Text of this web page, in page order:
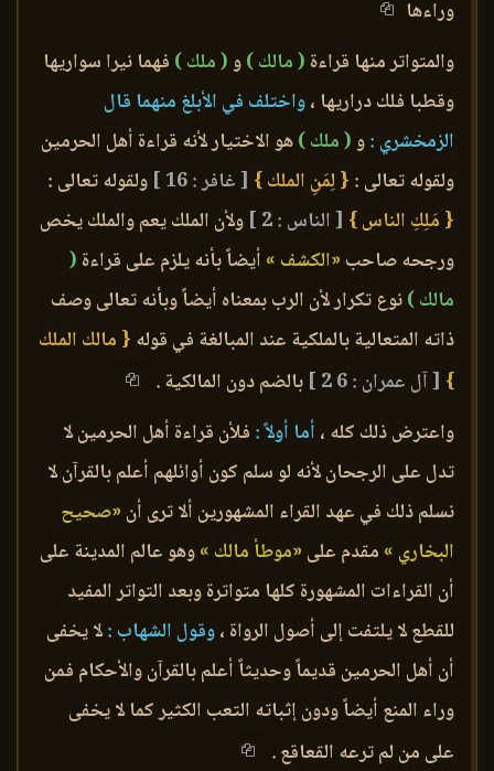
وراءها
والمتواتر منها قراءة ( مالك )و( ملك ) فهما نيرا سواريها
وقطبا فلك دراريها ،واختلف في الأبلغ منهما قال
الزمخشري :و( ملك )هو الاختيار لأنه قراءة أهل الحرمين
ولقوله تعالى : { لِمَنِ الملك } [ غافر : 16 ]
ولقوله تعالى :
{ مَلِكِ الناس } [ الناس : 2 ]
ولأن الملك يعم والملك يخص
ورجحه صاحب «الكشف » أيضاً بأنه يلزم على قراءة (
مالك )نوع تكرار لأن الرب بمعناه أيضاً وبأنه تعالى وصف
ذاته المتعالية بالملكية عند المبالغة في قوله { مالك الملك
} [ آل عمران : 6 2 ]
بالضم دون المالكية .
واعترض ذلك كله ، أما أولاً : فلأن قراءة أهل الحرمين لا
تدل على الرجحان لأنه لو سلم كون أوائلهم أعلم بالقرآن لا
نسلم ذلك في عهد القراء المشهورين ألا ترى أن «صحيح
البخاري » مقدم على «موطأ مالك »وهو عالم المدينة على
أن القراءات المشهورة كلها متواترة وبعد التواتر المفيد
للقطع لا يلتفت إلى أصول الرواة ،وقول الشهاب :لا يخفى
أن أهل الحرمين قديماً وحديثاً أعلم بالقرآن والأحكام فمن
وراء المنع أيضاً ودون إثباته التعب الكثير كما لا يخفى
على من لم ترعه القعاقع .